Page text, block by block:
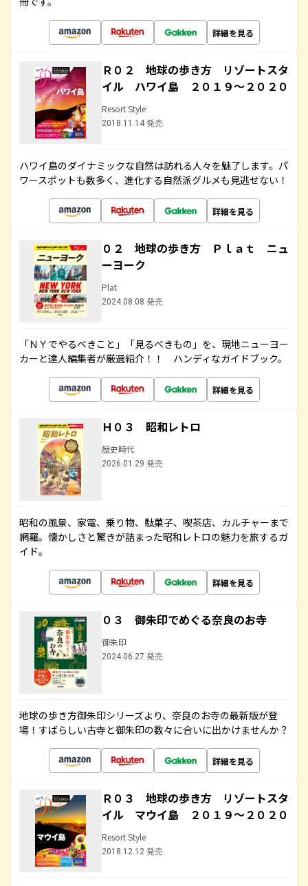
詳細を見る
Ｒ０２ 地球の歩き方 リゾートスタ
イル ハワイ島 ２０１９～２０２０
Resort Style
2018.11.14 発売
ハワイ島のダイナミックな自然は訪れる人々を魅了します。パ
ワースポットも数多く、進化する自然派グルメも見逃せない！
詳細を見る
０２ 地球の歩き方 Ｐｌａｔ ニュ
ーヨーク
Plat
2024.08.08 発売
「ＮＹでやるべきこと」「見るべきもの」を、現地ニューヨー
カーと達人編集者が厳選紹介！！ ハンディなガイドブック。
詳細を見る
Ｈ０３ 昭和レトロ
歴史時代
2026.01.29 発売
昭和の風景、家電、乗り物、駄菓子、喫茶店、カルチャーまで
網羅。懐かしさと驚きが詰まった昭和レトロの魅力を旅するガ
イド。
詳細を見る
０３ 御朱印でめぐる奈良のお寺
御朱印
2024.06.27 発売
地球の歩き方御朱印シリーズより、奈良のお寺の最新版が登
場！すばらしい古寺と御朱印の数々に合いに出かけませんか？
詳細を見る
Ｒ０３ 地球の歩き方 リゾートスタ
イル マウイ島 ２０１９～２０２０
Resort Style
2018.12.12 発売